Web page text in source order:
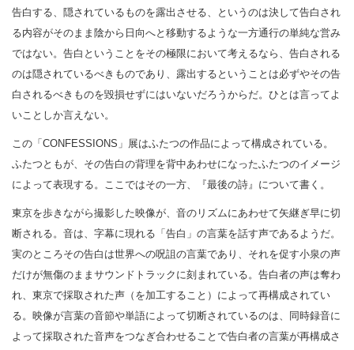
告白する、隠されているものを露出させる、というのは決して告白され
る内容がそのまま陰から日向へと移動するような一方通行の単純な営み
ではない。告白ということをその極限において考えるなら、告白される
のは隠されているべきものであり、露出するということは必ずやその告
白されるべきものを毀損せずにはいないだろうからだ。ひとは言ってよ
いことしか言えない。
この「CONFESSIONS」展はふたつの作品によって構成されている。
ふたつともが、その告白の背理を背中あわせになったふたつのイメージ
によって表現する。ここではその一方、『最後の詩』について書く。
東京を歩きながら撮影した映像が、音のリズムにあわせて矢継ぎ早に切
断される。音は、字幕に現れる「告白」の言葉を話す声であるようだ。
実のところその告白は世界への呪詛の言葉であり、それを促す小泉の声
だけが無傷のままサウンドトラックに刻まれている。告白者の声は奪わ
れ、東京で採取された声（を加工すること）によって再構成されてい
る。映像が言葉の音節や単語によって切断されているのは、同時録音に
よって採取された音声をつなぎ合わせることで告白者の言葉が再構成さ